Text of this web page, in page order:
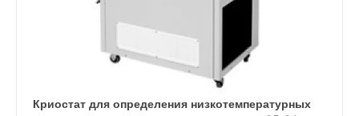
Криостат для определения низкотемпературных